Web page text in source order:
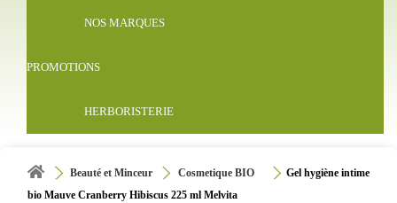
NOS MARQUES
PROMOTIONS
HERBORISTERIE
Beauté et Minceur Cosmetique BIO
Gel hygiène intime
bio Mauve Cranberry Hibiscus 225 ml Melvita